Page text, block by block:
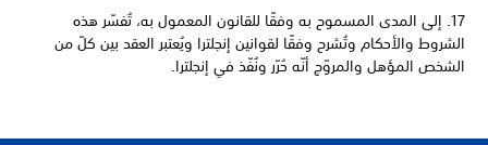
17. إلى المدى المسموح به وفقًا للقانون المعمول به، تُفسّر هذه
الشروط والأحكام وتُشرح وفقًا لقوانين إنجلترا ويُعتبر العقد بين كلّ من
الشخص المؤهل والمروّج أنّه حُرّر ونُفّذ في إنجلترا.